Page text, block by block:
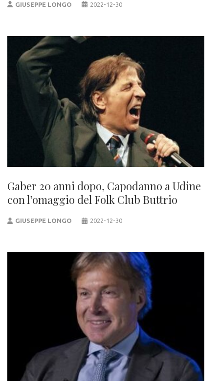
GIUSEPPE LONGO 2022-12-30
Gaber 20 anni dopo, Capodanno a Udine
con l’omaggio del Folk Club Buttrio
GIUSEPPE LONGO 2022-12-30